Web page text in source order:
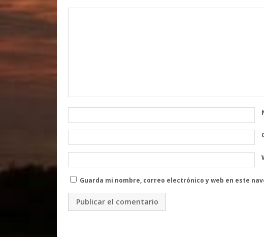
Guarda mi nombre, correo electrónico y web en este